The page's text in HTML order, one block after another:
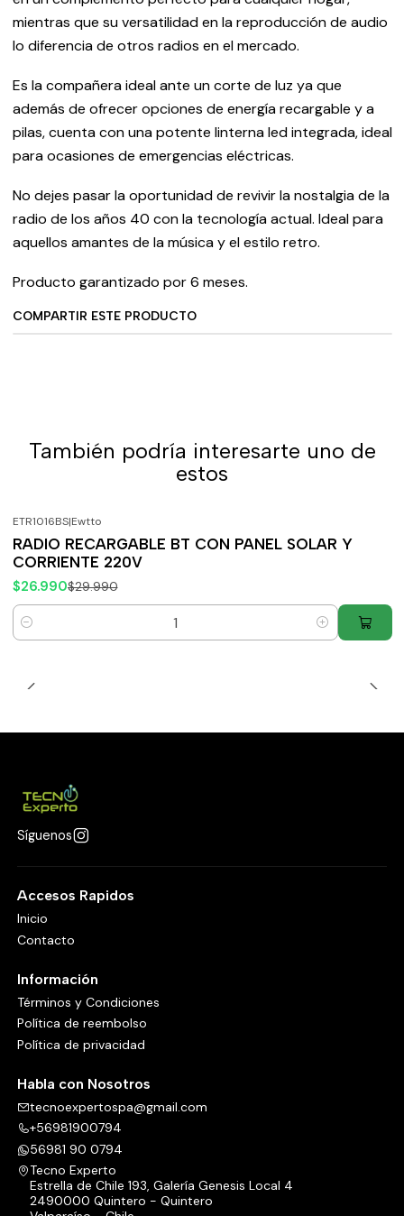
mientras que su versatilidad en la reproducción de audio
lo diferencia de otros radios en el mercado.
Es la compañera ideal ante un corte de luz ya que
además de ofrecer opciones de energía recargable y a
pilas, cuenta con una potente linterna led integrada, ideal
para ocasiones de emergencias eléctricas.
No dejes pasar la oportunidad de revivir la nostalgia de la
radio de los años 40 con la tecnología actual. Ideal para
aquellos amantes de la música y el estilo retro.
Producto garantizado por 6 meses.
COMPARTIR ESTE PRODUCTO
También podría interesarte uno de
estos
ETR1016BS|Ewtto
RADIO RECARGABLE BT CON PANEL SOLAR Y
CORRIENTE 220V
$26.990$29.990
Cantidad
Síguenos
Accesos Rapidos
Inicio
Contacto
Información
Términos y Condiciones
Política de reembolso
Política de privacidad
Habla con Nosotros
tecnoexpertospa@gmail.com
+56981900794
56981 90 0794
Tecno Experto
Estrella de Chile 193, Galería Genesis Local 4
2490000 Quintero - Quintero